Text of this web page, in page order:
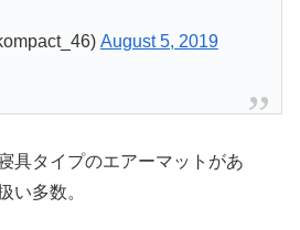
August 5, 2019
寝具タイプのエアーマットがあ
い多数。